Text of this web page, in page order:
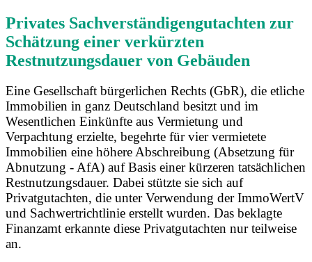
Privates Sachverständigengutachten zur
Schätzung einer verkürzten
Restnutzungsdauer von Gebäuden
Eine Gesellschaft bürgerlichen Rechts (GbR), die etliche
Immobilien in ganz Deutschland besitzt und im
Wesentlichen Einkünfte aus Vermietung und
Verpachtung erzielte, begehrte für vier vermietete
Immobilien eine höhere Abschreibung (Absetzung für
Abnutzung - AfA) auf Basis einer kürzeren tatsächlichen
Restnutzungsdauer. Dabei stützte sie sich auf
Privatgutachten, die unter Verwendung der ImmoWertV
und Sachwertrichtlinie erstellt wurden. Das beklagte
Finanzamt erkannte diese Privatgutachten nur teilweise
an.